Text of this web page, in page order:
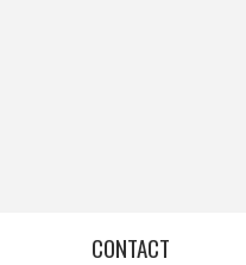
CONTACT